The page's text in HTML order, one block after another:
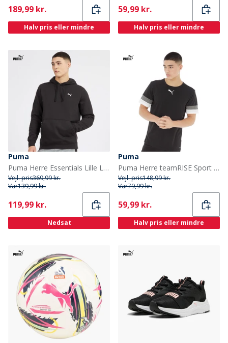
Current
189,99 kr.
Halv pris eller mindre
Current
59,99 kr.
Halv pris eller mindre
Puma
Puma Herre Essentials Lille Logo Hoodie Puma Sort
Vejl. pris369,99 kr.
Var139,99 kr.
Current
119,99 kr.
Nedsat
Puma
Puma Herre teamRISE Sport træningstrøjer Sort
Vejl. pris148,99 kr.
Var79,99 kr.
Current
59,99 kr.
Halv pris eller mindre